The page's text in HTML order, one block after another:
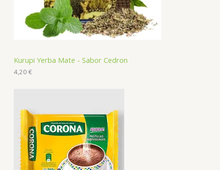
Kurupi Yerba Mate - Sabor Cedron
4,20 €